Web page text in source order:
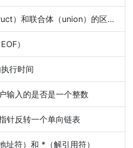
）和联合体（union）的区别
）
行时间
输入的是否是一个整数
针反转一个单向链表
址符）和 *（解引用符）